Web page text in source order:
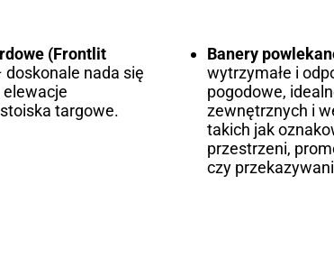
(Frontlit
doskonale nada się
elewacje
targowe.
Banery
wytrzymałe i
pogodowe,
zewnętrznych i
takich jak
przestrzeni,
czy